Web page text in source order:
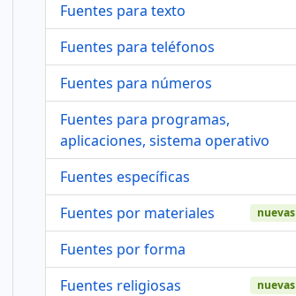
Fuentes para texto
Fuentes para teléfonos
Fuentes para números
Fuentes para programas,
aplicaciones, sistema operativo
Fuentes específicas
Fuentes por materiales
nuevas
Fuentes por forma
Fuentes religiosas
nuevas